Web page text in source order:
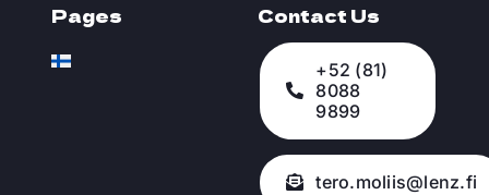
Pages Contact Us
+52 (81)
8088
9899
tero.moliis@lenz.fi